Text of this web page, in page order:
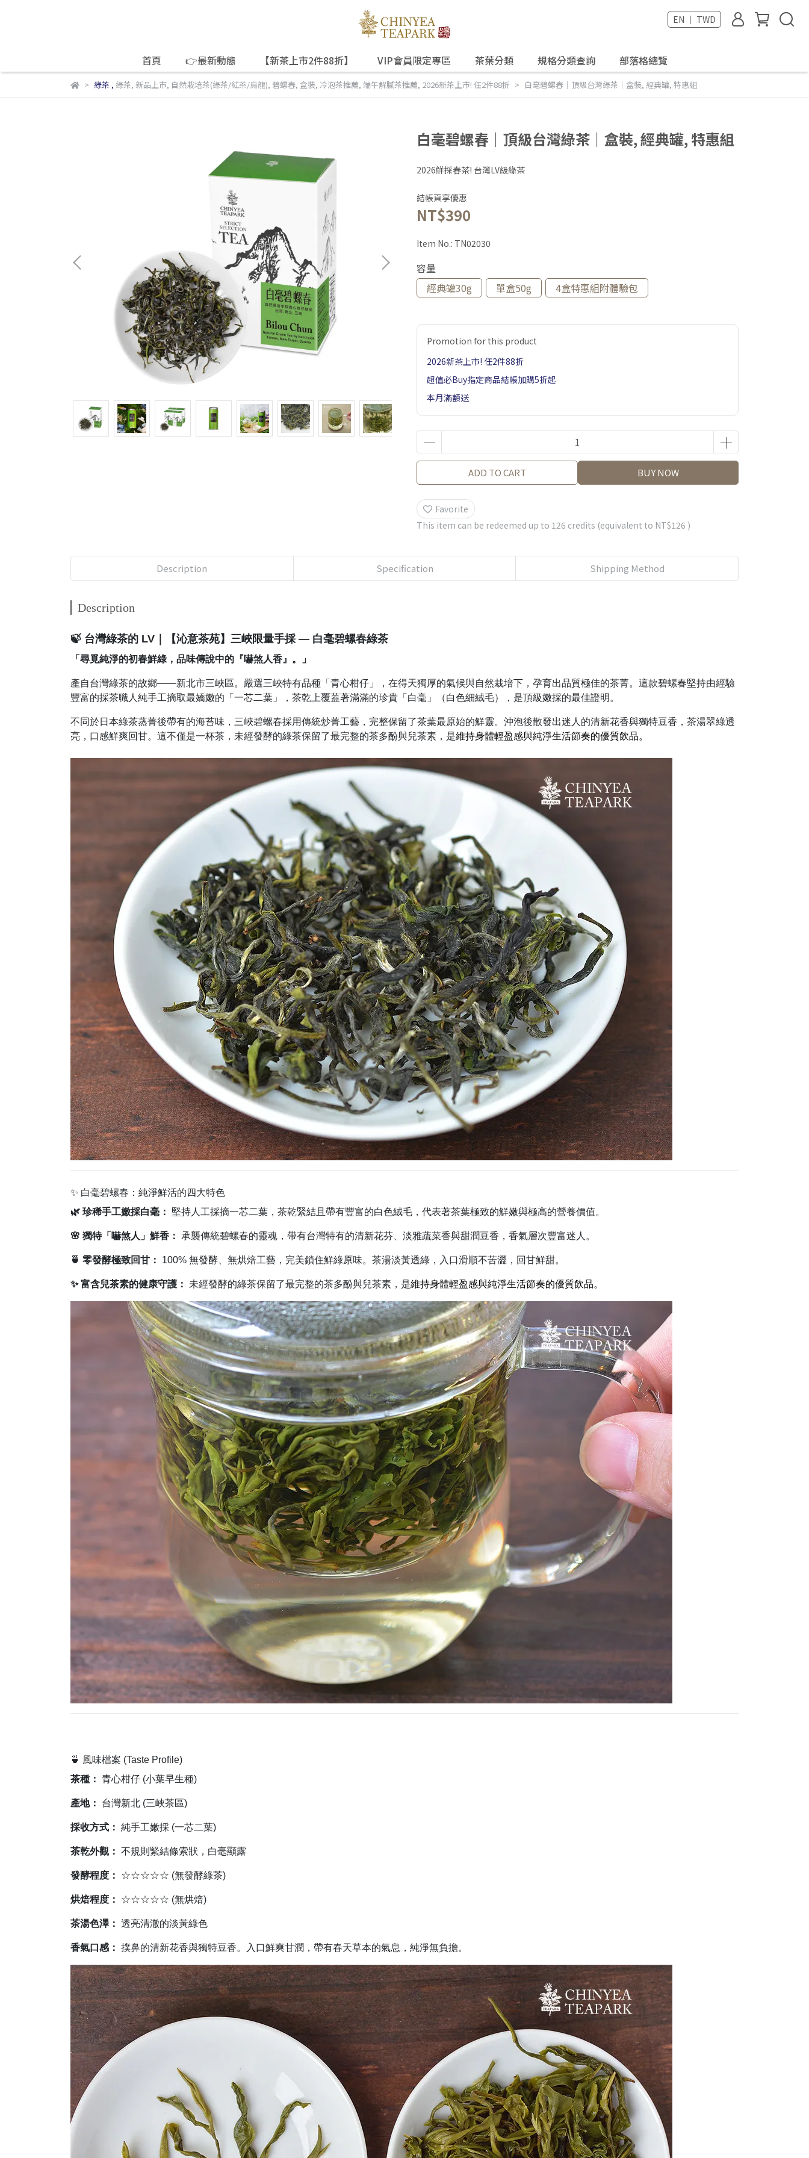
EN ｜ TWD
首頁 👉最新動態 【新茶上市2件88折】 VIP會員限定專區 茶葉分類 規格分類查詢 部落格總覽
綠茶 , 綠茶, 新品上市, 自然栽培茶(綠茶/紅茶/烏龍), 碧螺春, 盒裝, 冷泡茶推薦, 端午解膩茶推薦, 2026新茶上市! 任2件88折 白毫碧螺春｜頂級台灣綠茶｜盒裝, 經典罐, 特惠組
白毫碧螺春｜頂級台灣綠茶｜盒裝, 經典罐, 特惠組
2026鮮採春茶! 台灣LV級綠茶
結帳頁享優惠
NT$390
Item No.: TN02030
容量
經典罐30g
單盒50g 4盒特惠組附體驗包
Promotion for this product
2026新茶上市! 任2件88折
超值必Buy指定商品結帳加購5折起
本月滿額送
ADD TO CART BUY NOW
Favorite
This item can be redeemed up to 126 credits (equivalent to NT$126 )
Description Specification Shipping Method
Description
🍃 台灣綠茶的 LV｜【沁意茶苑】三峽限量手採 — 白毫碧螺春綠茶
「尋覓純淨的初春鮮綠，品味傳說中的『嚇煞人香』。」
產自台灣綠茶的故鄉——新北市三峽區。嚴選三峽特有品種「青心柑仔」，在得天獨厚的氣候與自然栽培下，孕育出品質極佳的茶菁。這款碧螺春堅持由經驗
豐富的採茶職人純手工摘取最嬌嫩的「一芯二葉」，茶乾上覆蓋著滿滿的珍貴「白毫」（白色細絨毛），是頂級嫩採的最佳證明。
不同於日本綠茶蒸菁後帶有的海苔味，三峽碧螺春採用傳統炒菁工藝，完整保留了茶葉最原始的鮮靈。沖泡後散發出迷人的清新花香與獨特豆香，茶湯翠綠透
亮，口感鮮爽回甘。這不僅是一杯茶，未經發酵的綠茶保留了最完整的茶多酚與兒茶素，是維持身體輕盈感與純淨生活節奏的優質飲品。
✨ 白毫碧螺春：純淨鮮活的四大特色
🌿 珍稀手工嫩採白毫： 堅持人工採摘一芯二葉，茶乾緊結且帶有豐富的白色絨毛，代表著茶葉極致的鮮嫩與極高的營養價值。
🌸 獨特「嚇煞人」鮮香： 承襲傳統碧螺春的靈魂，帶有台灣特有的清新花芬、淡雅蔬菜香與甜潤豆香，香氣層次豐富迷人。
🍵 零發酵極致回甘： 100% 無發酵、無烘焙工藝，完美鎖住鮮綠原味。茶湯淡黃透綠，入口滑順不苦澀，回甘鮮甜。
✨ 富含兒茶素的健康守護： 未經發酵的綠茶保留了最完整的茶多酚與兒茶素，是維持身體輕盈感與純淨生活節奏的優質飲品。
🍵 風味檔案 (Taste Profile)
茶種： 青心柑仔 (小葉早生種)
產地： 台灣新北 (三峽茶區)
採收方式： 純手工嫩採 (一芯二葉)
茶乾外觀： 不規則緊結條索狀，白毫顯露
發酵程度： ☆☆☆☆☆ (無發酵綠茶)
烘焙程度： ☆☆☆☆☆ (無烘焙)
茶湯色澤： 透亮清澈的淡黃綠色
香氣口感： 撲鼻的清新花香與獨特豆香。入口鮮爽甘潤，帶有春天草本的氣息，純淨無負擔。